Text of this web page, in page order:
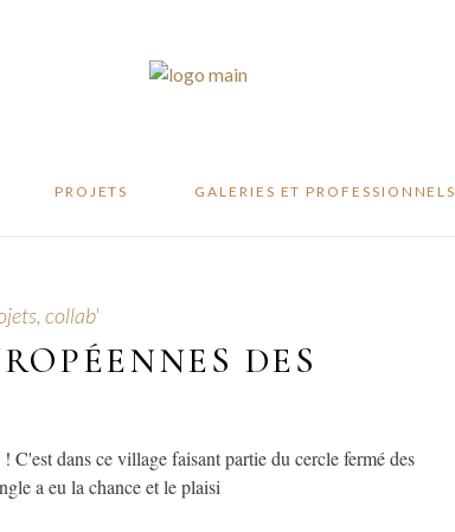
PROJETS GALERIES ET PROFESSIONNELS
collab'
DES
C'est dans ce village faisant partie du cercle fermé des
a eu la chance et le plaisi